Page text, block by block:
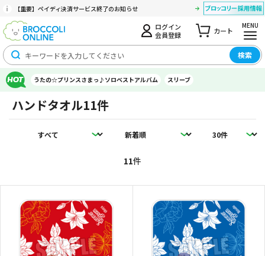
【重要】ペイディ決済サービス終了のお知らせ
ログイン
会員登録
カート
MENU
検索
うたの☆プリンスさまっ♪ソロベストアルバム スリーブ
ハンドタオル11件
11件